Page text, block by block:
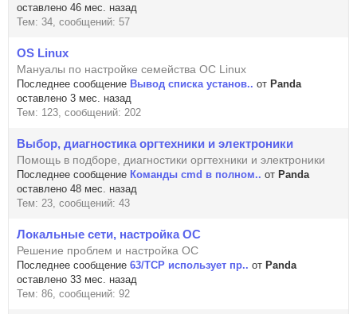
оставлено 46 мес. назад
Тем: 34, сообщений: 57
OS Linux
Мануалы по настройке семейства ОС Linux
Последнее сообщение Вывод списка установ.. от Panda
оставлено 3 мес. назад
Тем: 123, сообщений: 202
Выбор, диагностика оргтехники и электроники
Помощь в подборе, диагностики оргтехники и электроники
Последнее сообщение Команды cmd в полном.. от Panda
оставлено 48 мес. назад
Тем: 23, сообщений: 43
Локальные сети, настройка ОС
Решение проблем и настройка ОС
Последнее сообщение 63/TCP использует пр.. от Panda
оставлено 33 мес. назад
Тем: 86, сообщений: 92